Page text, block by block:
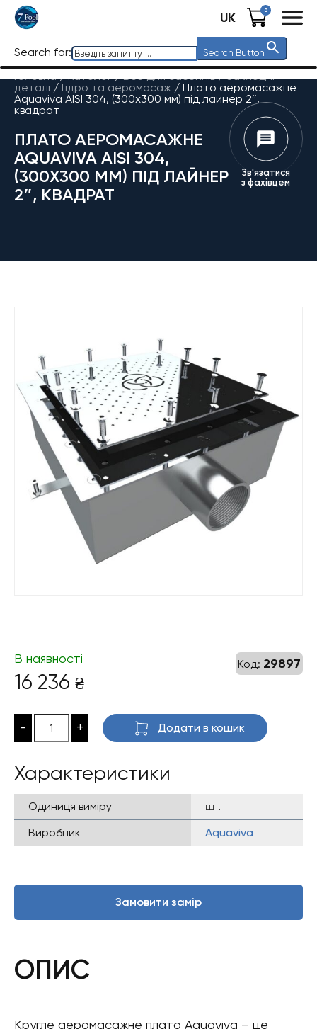
UK 0
Search for: Search Button
Головна / Каталог/Все для басейнів/Закладні
деталі / Гідро та аеромасаж / Плато аеромасажне
Aquaviva AISI 304, (300х300 мм) під лайнер 2″,
квадрат
ПЛАТО АЕРОМАСАЖНЕ
AQUAVIVA AISI 304,
(300Х300 ММ) ПІД ЛАЙНЕР
2″, КВАДРАТ
Зв'язатися
з фахівцем
Код: 29897
В наявності
16 236 ₴
- + Додати в кошик
Характеристики
Одиниця виміру
шт.
Виробник
Aquaviva
Замовити замір
ОПИС
Кругле аеромасажне плато Aquaviva – це